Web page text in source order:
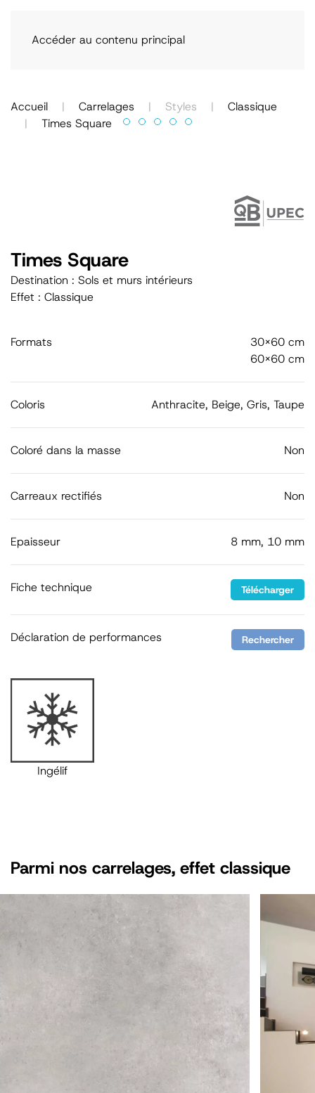
Accéder au contenu principal
Accueil Carrelages Styles
Classique
Times Square
Times Square
Destination : Sols et murs intérieurs
Effet : Classique
Formats
30x60 cm
60x60 cm
Coloris Anthracite, Beige, Gris, Taupe
Coloré dans la masse Non
Carreaux rectifiés Non
Epaisseur 8 mm, 10 mm
Fiche technique Télécharger
Déclaration de performances Rechercher
Ingélif
Parmi nos carrelages, effet classique